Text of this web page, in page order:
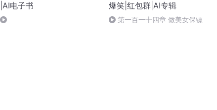
|AI电子书
爆笑|红包群|AI专辑
第一百一十四章 做美女保镖